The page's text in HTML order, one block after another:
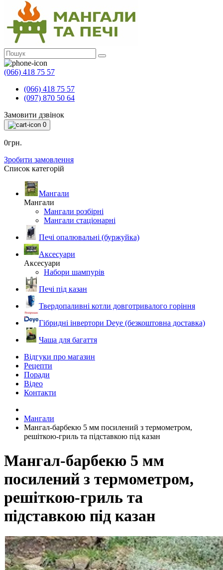
(066) 418 75 57
(066) 418 75 57
(097) 870 50 64
Замовити дзвінок
0
0грн.
Зробити замовлення
Список категорій
Мангали
Мангали
Мангали розбірні
Мангали стаціонарні
Печі опалювальні (буржуйка)
Аксесуари
Аксесуари
Набори шампурів
Печі під казан
Твердопаливні котли довготривалого горіння
Гібридні інвертори Deye (безкоштовна доставка)
Чаша для багаття
Відгуки про магазин
Рецепти
Поради
Відео
Контакти
Мангали
Мангал-барбекю 5 мм посилений з термометром,
решіткою-гриль та підставкою під казан
Мангал-барбекю 5 мм
посилений з термометром,
решіткою-гриль та
підставкою під казан